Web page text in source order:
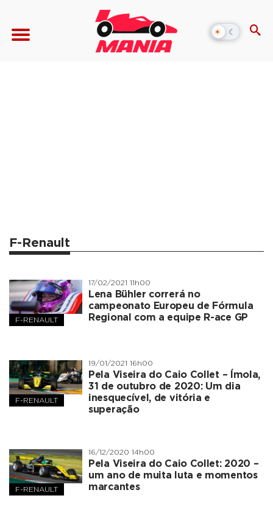
☀ ☾
Alternar
modo
F-Renault
F-RENAULT
17/02/2021 11h00
Lena Bühler correrá no
campeonato Europeu de Fórmula
Regional com a equipe R-ace GP
F-RENAULT
19/01/2021 16h00
Pela Viseira do Caio Collet – Ímola,
31 de outubro de 2020: Um dia
inesquecível, de vitória e
superação
F-RENAULT
16/12/2020 14h00
Pela Viseira do Caio Collet: 2020 –
um ano de muita luta e momentos
marcantes